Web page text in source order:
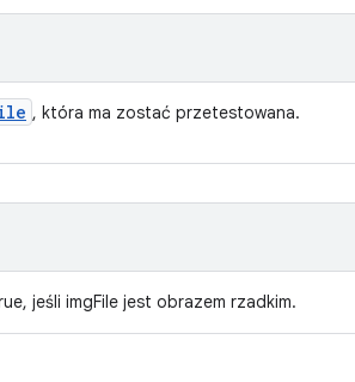
, która ma zostać przetestowana.
jeśli imgFile jest obrazem rzadkim.